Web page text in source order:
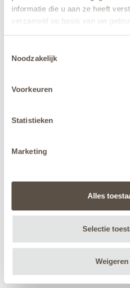
informatie die u aan ze heeft
verzameld op basis van uw
jehier.
Noodzakelijk
Voorkeuren
Statistieken
Marketing
Alles
Selectie
Weigeren